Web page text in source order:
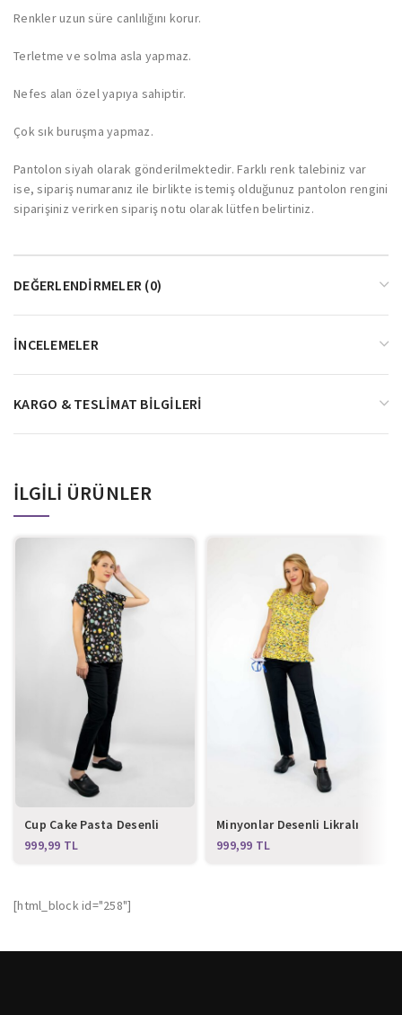
Renkler uzun süre canlılığını korur.
Terletme ve solma asla yapmaz.
Nefes alan özel yapıya sahiptir.
Çok sık buruşma yapmaz.
Pantolon siyah olarak gönderilmektedir. Farklı renk talebiniz var
ise, sipariş numaranız ile birlikte istemiş olduğunuz pantolon rengini
siparişiniz verirken sipariş notu olarak lütfen belirtiniz.
DEĞERLENDIRMELER (0)
İNCELEMELER
KARGO & TESLIMAT BILGILERI
İLGILI ÜRÜNLER
Cup Cake Pasta Desenli
Likralı Alt Üst Takım
TL
Minyonlar Desenli Likralı
Alt Üst Takım
TL
[html_block id="258"]